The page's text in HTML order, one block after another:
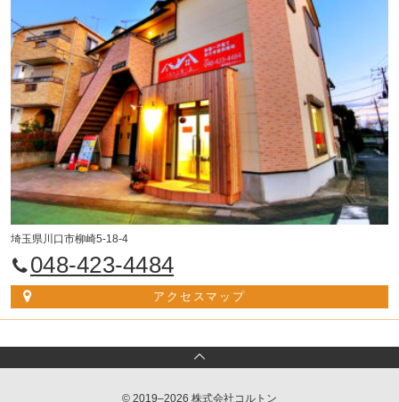
埼玉県川口市柳崎5-18-4
048-423-4484
アクセスマップ
© 2019–2026 株式会社コルトン